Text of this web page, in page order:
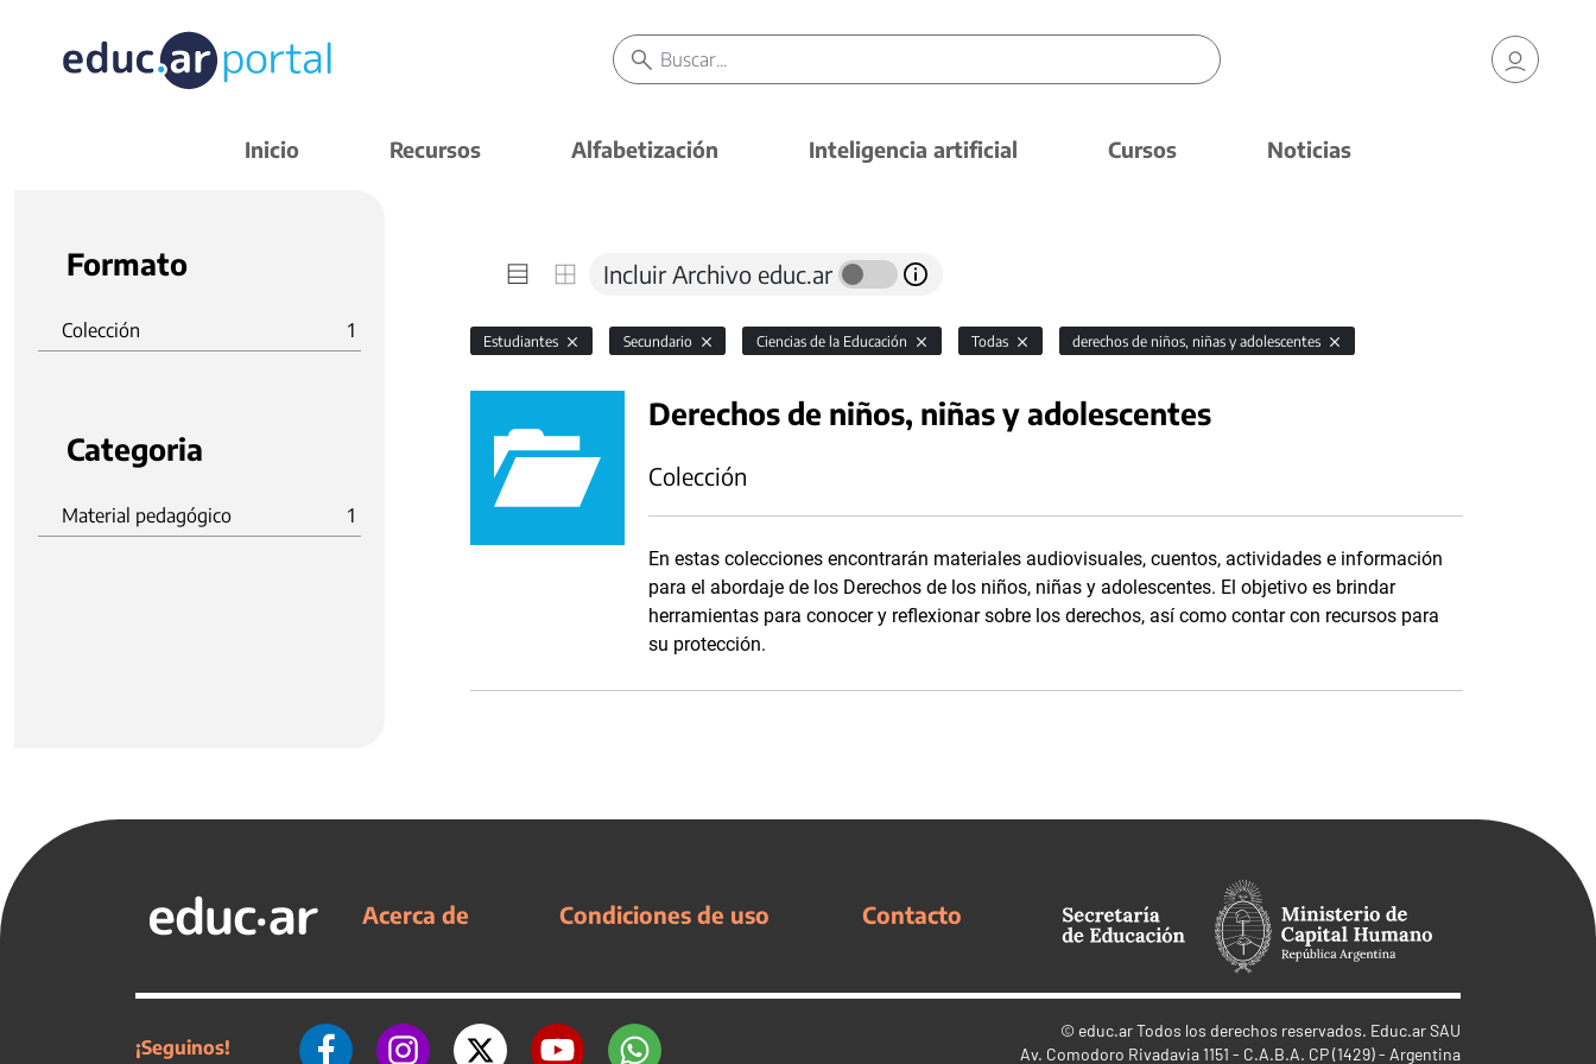
Inicio Recursos Alfabetización Inteligencia artificial Cursos Noticias
Formato
Colección 1
Categoria
Material pedagógico 1
Incluir Archivo educ.ar
Estudiantes Secundario Ciencias de la Educación Todas derechos de niños, niñas y adolescentes
Derechos de niños, niñas y adolescentes
Colección
En estas colecciones encontrarán materiales audiovisuales, cuentos, actividades e información
para el abordaje de los Derechos de los niños, niñas y adolescentes. El objetivo es brindar
herramientas para conocer y reflexionar sobre los derechos, así como contar con recursos para
su protección.
Acerca de Condiciones de uso Contacto
¡Seguinos!
© educ.arTodos los derechos reservados. Educ.ar SAU
Av. Comodoro Rivadavia 1151 - C.A.B.A. CP (1429) - Argentina